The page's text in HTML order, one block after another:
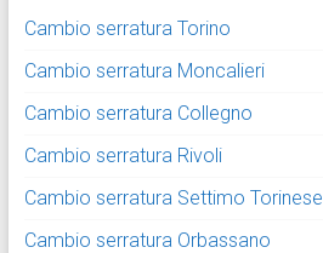
Cambio serratura Torino
Cambio serratura Moncalieri
Cambio serratura Collegno
Cambio serratura Rivoli
Cambio serratura Settimo Torinese
Cambio serratura Orbassano